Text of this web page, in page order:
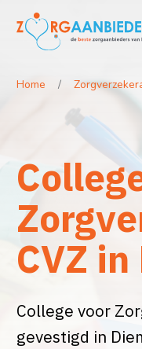
Home
CVZ
College voor
gevestigd in